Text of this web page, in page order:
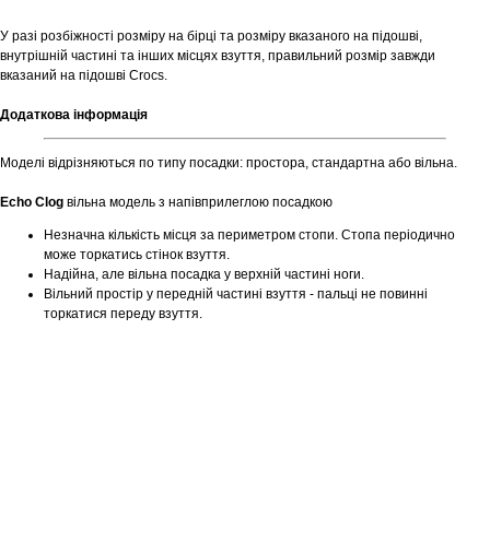
У разі розбіжності розміру на бірці та розміру вказаного на підошві,
внутрішній частині та інших місцях взуття, правильний розмір завжди
вказаний на підошві Crocs.
Додаткова інформація
Моделі відрізняються по типу посадки: простора, стандартна або вільна.
Echo Clog вільна модель з напівприлеглою посадкою
Незначна кількість місця за периметром стопи. Стопа періодично
може торкатись стінок взуття.
Надійна, але вільна посадка у верхній частині ноги.
Вільний простір у передній частині взуття - пальці не повинні
торкатися переду взуття.